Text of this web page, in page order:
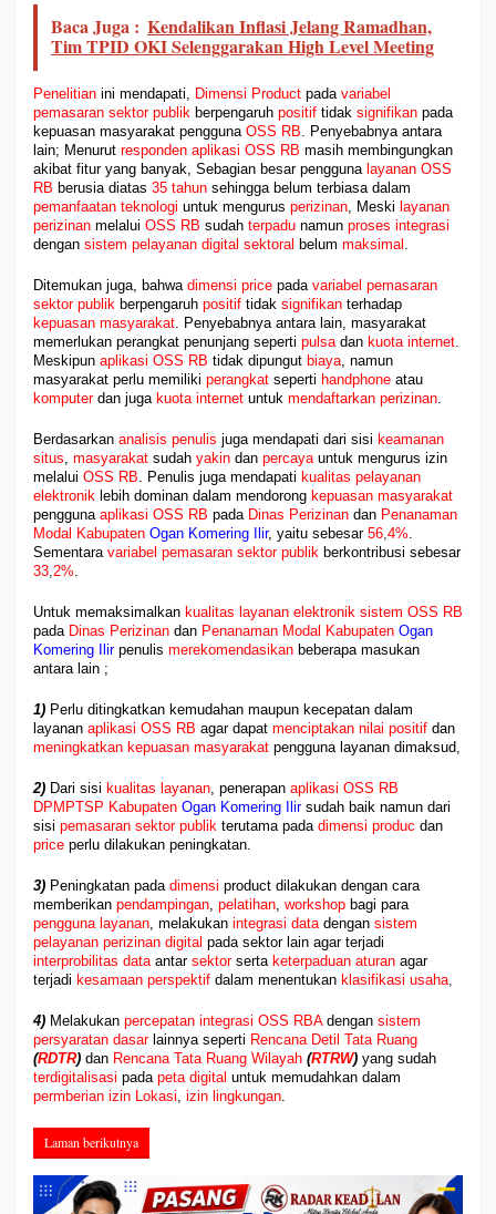
Baca Juga : Kendalikan Inflasi Jelang Ramadhan,
Tim TPID OKI Selenggarakan High Level Meeting
Penelitian ini mendapati, Dimensi Product pada variabel
pemasaran sektor publik berpengaruh positif tidak signifikan pada
kepuasan masyarakat pengguna OSS RB. Penyebabnya antara
lain; Menurut responden aplikasi OSS RB masih membingungkan
akibat fitur yang banyak, Sebagian besar pengguna layanan OSS
RB berusia diatas 35 tahun sehingga belum terbiasa dalam
pemanfaatan teknologi untuk mengurus perizinan, Meski layanan
perizinan melalui OSS RB sudah terpadu namun proses integrasi
dengan sistem pelayanan digital sektoral belum maksimal .
Ditemukan juga, bahwa dimensi price pada variabel pemasaran
sektor publik berpengaruh positif tidak signifikan terhadap
kepuasan masyarakat. Penyebabnya antara lain, masyarakat
memerlukan perangkat penunjang seperti pulsadan kuota internet.
Meskipun aplikasi OSS RB tidak dipungut biaya, namun
masyarakat perlu memiliki perangkat seperti handphone atau
komputerdan juga kuota internet untuk mendaftarkan perizinan.
Berdasarkan analisis penulis juga mendapati dari sisi keamanan
situs, masyarakat sudah yakin dan percayauntuk mengurus izin
melalui OSS RB. Penulis juga mendapati kualitas pelayanan
elektronik lebih dominan dalam mendorong kepuasan masyarakat
pengguna aplikasi OSS RB pada Dinas Perizinan dan Penanaman
Modal Kabupaten Ogan Komering Ilir, yaitu sebesar 56,4%.
Sementara variabel pemasaran sektor publik berkontribusi sebesar
33,2%.
Untuk memaksimalkan kualitas layanan elektronik sistem OSS RB
pada Dinas Perizinan dan Penanaman Modal Kabupaten Ogan
Komering Ilirpenulis merekomendasikan beberapa masukan
antara lain ;
1) Perlu ditingkatkan kemudahan maupun kecepatan dalam
layanan aplikasi OSS RB agar dapat menciptakan nilai positif dan
meningkatkan kepuasan masyarakat pengguna layanan dimaksud,
2) Dari sisi kualitas layanan, penerapan aplikasi OSS RB
DPMPTSP Kabupaten Ogan Komering Ilirsudah baik namun dari
sisi pemasaran sektor publik terutama pada dimensi produc dan
price perlu dilakukan peningkatan.
3) Peningkatan pada dimensi product dilakukan dengan cara
memberikan pendampingan, pelatihan, workshop bagi para
pengguna layanan, melakukan integrasi datadengan sistem
pelayanan perizinan digital pada sektor lain agar terjadi
interprobilitas dataantar sektorserta keterpaduan aturan agar
terjadi kesamaan perspektif dalam menentukan klasifikasi usaha,
4) Melakukan percepatan integrasi OSS RBAdengan sistem
persyaratan dasarlainnya seperti Rencana Detil Tata Ruang
(RDTR) dan Rencana Tata Ruang Wilayah (RTRW) yang sudah
terdigitalisasi pada peta digital untuk memudahkan dalam
permberian izin Lokasi, izin lingkungan.
Laman berikutnya